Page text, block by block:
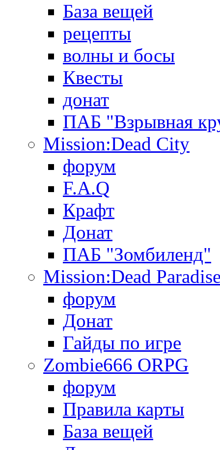
База вещей
рецепты
волны и босы
Квесты
донат
ПАБ "Взрывная
Mission:Dead City
форум
F.A.Q
Крафт
Донат
ПАБ "Зомбиленд"
Mission:Dead
форум
Донат
Гайды по игре
Zombie666 ORPG
форум
Правила карты
База вещей